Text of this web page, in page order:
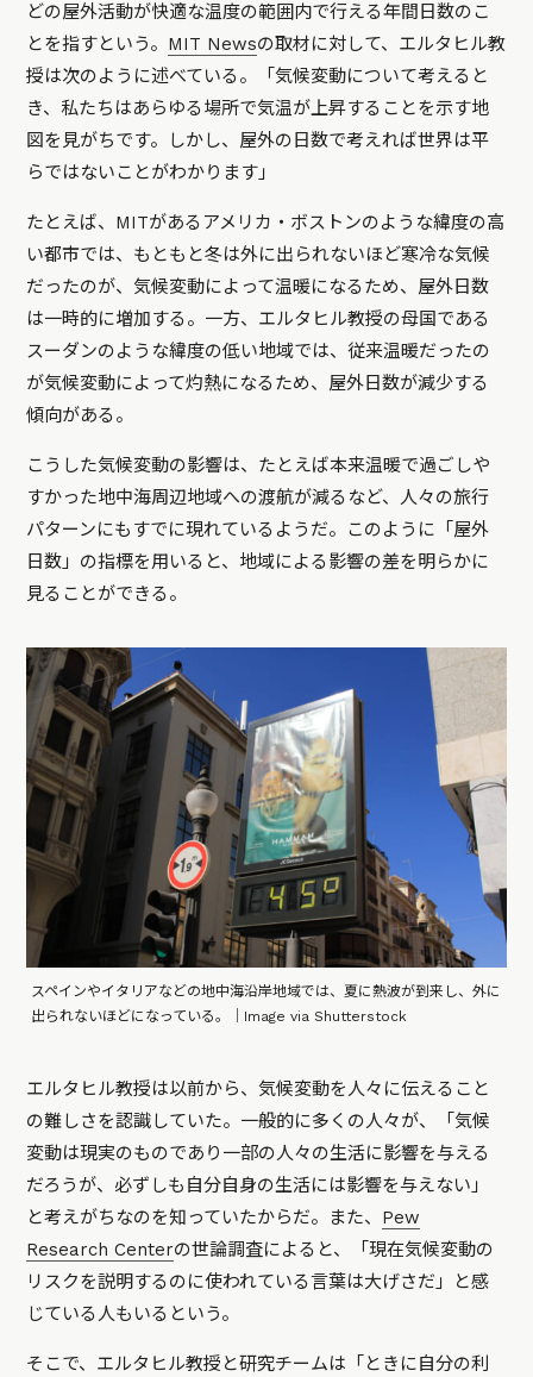
どの屋外活動が快適な温度の範囲内で行える年間日数のこ
とを指すという。 MIT Newsの取材に対して、エルタヒル教
授は次のように述べている。
「気候変動について考えると
き、私たちはあらゆる場所で気温が上昇することを示す地
図を見がちです。しかし、屋外の日数で考えれば世界は平
らではないことがわかります」
たとえば、MITがあるアメリカ・ボストンのような緯度の高
い都市では、もともと冬は外に出られないほど寒冷な気候
だったのが、気候変動によって温暖になるため、屋外日数
は一時的に増加する。一方、エルタヒル教授の母国である
スーダンのような緯度の低い地域では、従来温暖だったの
が気候変動によって灼熱になるため、屋外日数が減少する
傾向がある。
こうした気候変動の影響は、たとえば本来温暖で過ごしや
すかった地中海周辺地域への渡航が減るなど、人々の旅行
パターンにもすでに現れているようだ。このように「屋外
日数」の指標を用いると、地域による影響の差を明らかに
見ることができる。
スペインやイタリアなどの地中海沿岸地域では、夏に熱波が到来し、外に
出られないほどになっている。｜Image via Shutterstock
エルタヒル教授は以前から、気候変動を人々に伝えること
の難しさを認識していた。一般的に多くの人々が、「気候
変動は現実のものであり一部の人々の生活に影響を与える
だろうが、必ずしも自分自身の生活には影響を与えない」
と考えがちなのを知っていたからだ。また、 Pew
Research Centerの世論調査によると、「現在気候変動の
リスクを説明するのに使われている言葉は大げさだ」と感
じている人もいるという。
そこで、エルタヒル教授と研究チームは「ときに自分の利